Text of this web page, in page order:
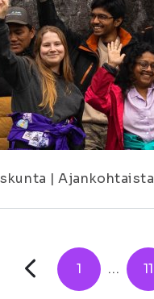
| Ajankohtaista
1 ... 11